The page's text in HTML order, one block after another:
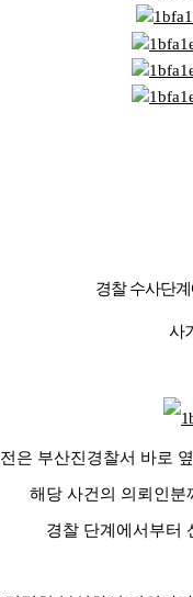
경찰 수사단
사
은 부산진경찰서 바로
해당 사건의 의뢰인분
경찰 단계에서부터